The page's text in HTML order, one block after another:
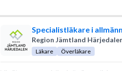
Specialistläkare i
Region Jämtland
Läkare Överläkare